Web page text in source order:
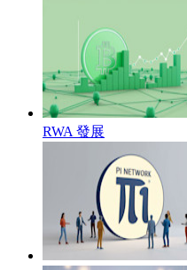
RWA 發展